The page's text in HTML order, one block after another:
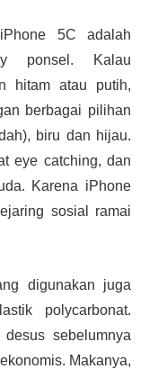
5C adalah
ponsel. Kalau
hitam atau putih,
berbagai pilihan
biru dan hijau.
eye catching, dan
Karena iPhone
sosial ramai
digunakan juga
polycarbonat.
sebelumnya
Makanya,